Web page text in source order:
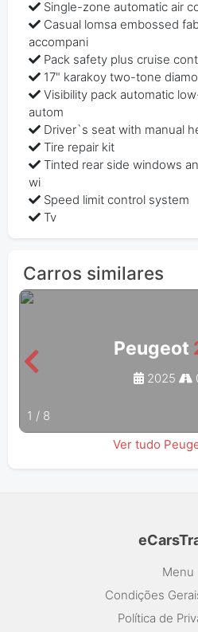
Single-zone automatic air
Casual lomsa embossed
accompani
Pack safety plus cruise
17" karakoy two-tone
Visibility pack automatic
autom
Driver`s seat with manual
Tire repair kit
Tinted rear side windows
wi
Speed limit control system
Tv
Carros similares
Peugeot
2025
1 / 8
Ver tudo
Menu
Condições
Política de